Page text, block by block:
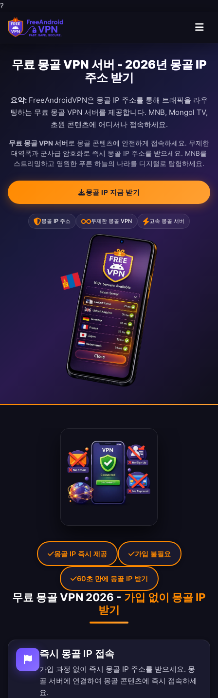
?
무료 몽골 VPN 서버 - 2026년 몽골 IP
주소 받기
요약: FreeAndroidVPN은 몽골 IP 주소를 통해 트래픽을 라우
팅하는 무료 몽골 VPN 서버를 제공합니다. MNB, Mongol TV,
초원 콘텐츠에 어디서나 접속하세요.
무료 몽골 VPN 서버 로 몽골 콘텐츠에 안전하게 접속하세요. 무제한
대역폭과 군사급 암호화로 즉시 몽골 IP 주소를 받으세요. MNB를
스트리밍하고 영원한 푸른 하늘의 나라를 디지털로 탐험하세요.
몽골 IP 지금 받기
몽골 IP 주소 무제한 몽골 VPN 고속 몽골 서버
무료 몽골 VPN 2026 - 가입 없이 몽골 IP
받기
즉시 몽골 IP 접속
가입 과정 없이 즉시 몽골 IP 주소를 받으세요. 몽
골 서버에 연결하여 몽골 콘텐츠에 즉시 접속하세
요.
몽골 IP 즉시 제공 가입 불필요
60초 만에 몽골 IP 받기